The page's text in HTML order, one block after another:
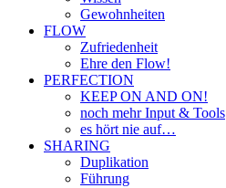
Gewohnheiten
FLOW
Zufriedenheit
Ehre den Flow!
PERFECTION
KEEP ON AND ON!
noch mehr Input & Tools
es hört nie auf…
SHARING
Duplikation
Führung